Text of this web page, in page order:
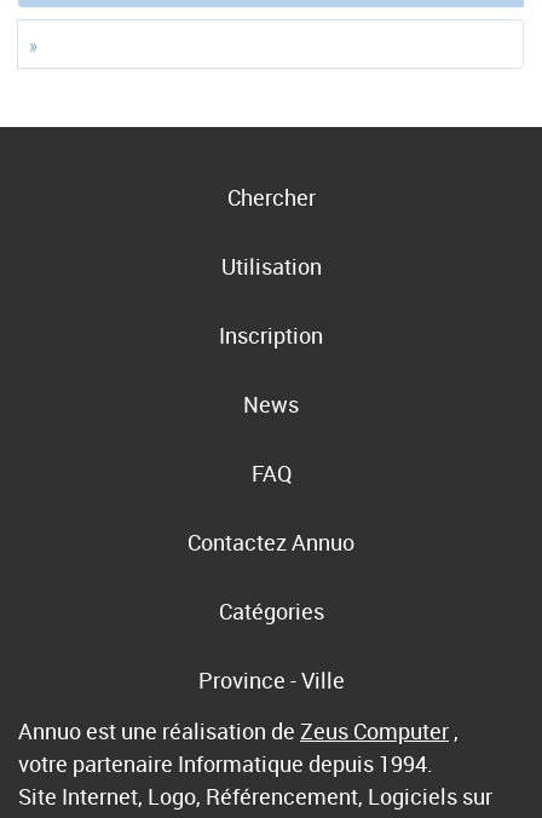
»
Chercher
Utilisation
Inscription
News
FAQ
Contactez Annuo
Catégories
Province - Ville
Annuo est une réalisation de Zeus Computer ,
votre partenaire Informatique depuis 1994.
Site Internet, Logo, Référencement, Logiciels sur